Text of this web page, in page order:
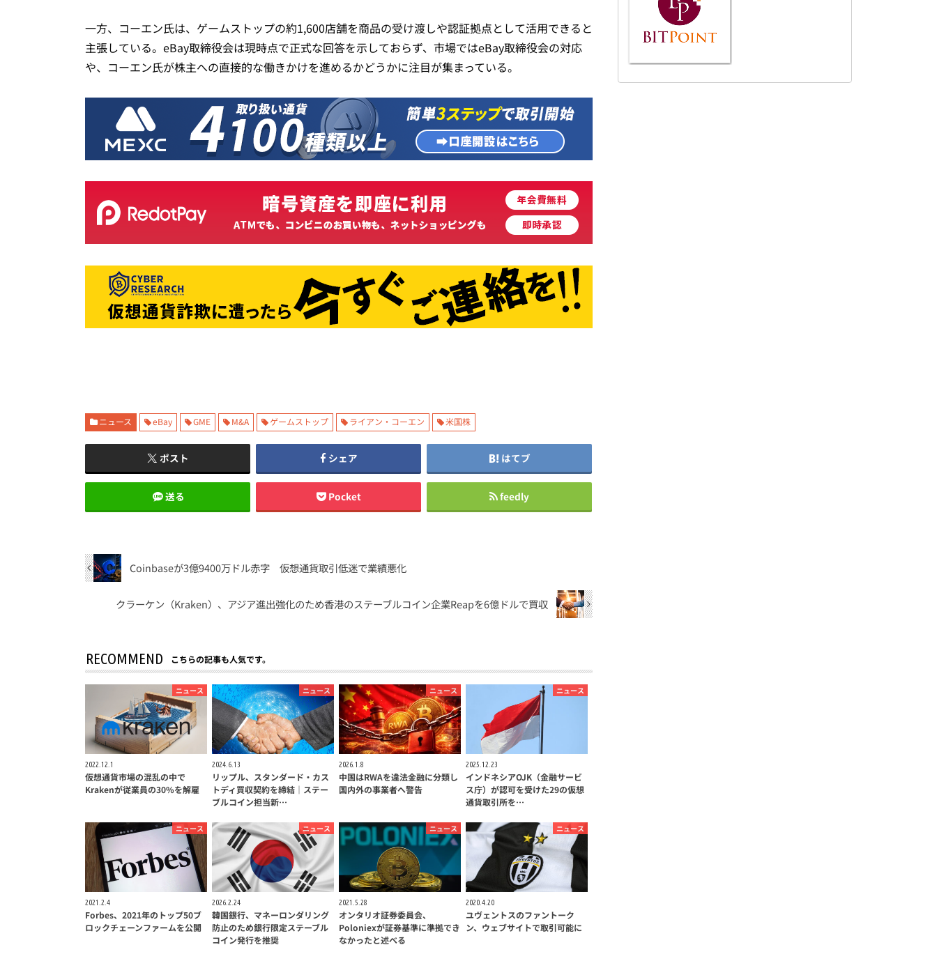
一方、コーエン氏は、ゲームストップの約1,600店舗を商品の受け渡しや認証拠点として活用できると
主張している。eBay取締役会は現時点で正式な回答を示しておらず、市場ではeBay取締役会の対応
や、コーエン氏が株主への直接的な働きかけを進めるかどうかに注目が集まっている。
ニュース eBay GME M&A ゲームストップ ライアン・コーエン 米国株
ポスト シェア はてブ
送る Pocket feedly
Coinbaseが3億9400万ドル赤字 仮想通貨取引低迷で業績悪化
クラーケン（Kraken）、アジア進出強化のため香港のステーブルコイン企業Reapを6億ドルで買収
RECOMMEND こちらの記事も人気です。
ニュース
2022.12.1
仮想通貨市場の混乱の中で
Krakenが従業員の30%を解雇
ニュース
2024.6.13
リップル、スタンダード・カス
トディ買収契約を締結｜ステー
ブルコイン担当新…
ニュース
2026.1.8
中国はRWAを違法金融に分類し
国内外の事業者へ警告
ニュース
2025.12.23
インドネシアOJK（金融サービ
ス庁）が認可を受けた29の仮想
通貨取引所を…
ニュース
2021.2.4
Forbes、2021年のトップ50ブ
ロックチェーンファームを公開
ニュース
2026.2.24
韓国銀行、マネーロンダリング
防止のため銀行限定ステーブル
コイン発行を推奨
ニュース
2021.5.28
オンタリオ証券委員会、
Poloniexが証券基準に準拠でき
なかったと述べる
ニュース
2020.4.20
ユヴェントスのファントーク
ン、ウェブサイトで取引可能に